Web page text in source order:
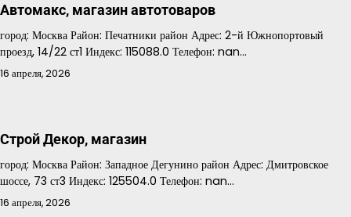
Автомакс, магазин автотоваров
город: Москва Район: Печатники район Адрес: 2-й Южнопортовый
проезд, 14/22 ст1 Индекс: 115088.0 Телефон: nan…
16 апреля, 2026
Строй Декор, магазин
город: Москва Район: Западное Дегунино район Адрес: Дмитровское
шоссе, 73 ст3 Индекс: 125504.0 Телефон: nan…
16 апреля, 2026